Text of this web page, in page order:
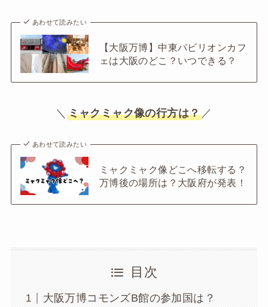
あわせて読みたい
【大阪万博】中東パビリオンカフ
ェは大阪のどこ？いつできる？
＼ ミャクミャク像の行方は？ ／
あわせて読みたい
ミャクミャク像どこへ移転する？
万博後の場所は？大阪府が発表！
目次
大阪万博コモンズB館の参加国は？